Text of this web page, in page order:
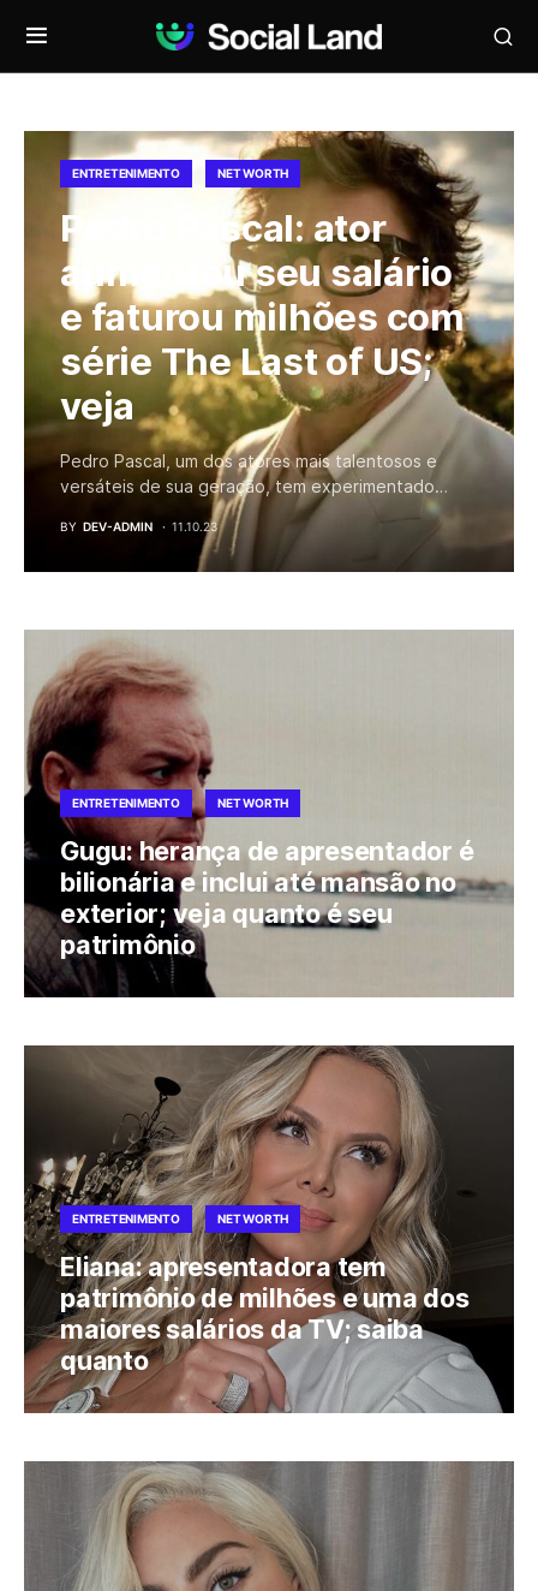
ENTRETENIMENTO NET WORTH
Pedro Pascal: ator
aumentou seu salário
e faturou milhões com
série The Last of US;
veja
Pedro Pascal, um dos atores mais talentosos e
versáteis de sua geração, tem experimentado…
BY DEV-ADMIN 11.10.23
ENTRETENIMENTO NET WORTH
Gugu: herança de apresentador é
bilionária e inclui até mansão no
exterior; veja quanto é seu
patrimônio
ENTRETENIMENTO NET WORTH
Eliana: apresentadora tem
patrimônio de milhões e uma dos
maiores salários da TV; saiba
quanto